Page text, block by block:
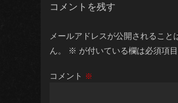
コメントを残す
メールアドレスが公開されること
ん。
※ が付いている欄は必須項
コメント ※